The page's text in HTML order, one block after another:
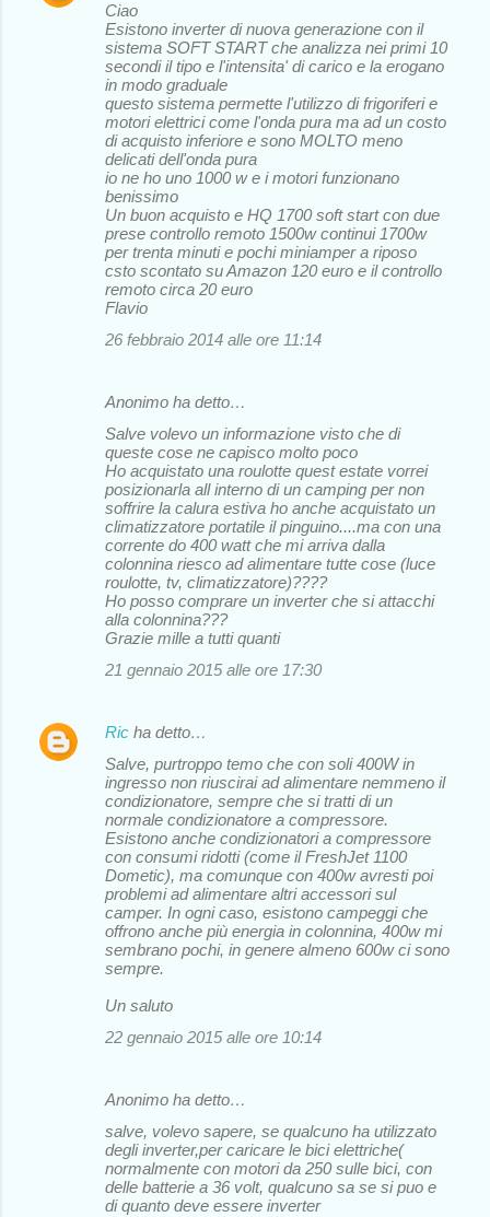
Ciao
Esistono inverter di nuova generazione con il
sistema SOFT START che analizza nei primi 10
secondi il tipo e l'intensita' di carico e la erogano
in modo graduale
questo sistema permette l'utilizzo di frigoriferi e
motori elettrici come l'onda pura ma ad un costo
di acquisto inferiore e sono MOLTO meno
delicati dell'onda pura
io ne ho uno 1000 w e i motori funzionano
benissimo
Un buon acquisto e HQ 1700 soft start con due
prese controllo remoto 1500w continui 1700w
per trenta minuti e pochi miniamper a riposo
csto scontato su Amazon 120 euro e il controllo
remoto circa 20 euro
Flavio
26 febbraio 2014 alle ore 11:14
Anonimo ha detto…
Salve volevo un informazione visto che di
queste cose ne capisco molto poco
Ho acquistato una roulotte quest estate vorrei
posizionarla all interno di un camping per non
soffrire la calura estiva ho anche acquistato un
climatizzatore portatile il pinguino....ma con una
corrente do 400 watt che mi arriva dalla
colonnina riesco ad alimentare tutte cose (luce
roulotte, tv, climatizzatore)????
Ho posso comprare un inverter che si attacchi
alla colonnina???
Grazie mille a tutti quanti
21 gennaio 2015 alle ore 17:30
Ric ha detto…
Salve, purtroppo temo che con soli 400W in
ingresso non riuscirai ad alimentare nemmeno il
condizionatore, sempre che si tratti di un
normale condizionatore a compressore.
Esistono anche condizionatori a compressore
con consumi ridotti (come il FreshJet 1100
Dometic), ma comunque con 400w avresti poi
problemi ad alimentare altri accessori sul
camper. In ogni caso, esistono campeggi che
offrono anche più energia in colonnina, 400w mi
sembrano pochi, in genere almeno 600w ci sono
sempre.
Un saluto
22 gennaio 2015 alle ore 10:14
Anonimo ha detto…
salve, volevo sapere, se qualcuno ha utilizzato
degli inverter,per caricare le bici elettriche(
normalmente con motori da 250 sulle bici, con
delle batterie a 36 volt, qualcuno sa se si puo e
di quanto deve essere inverter